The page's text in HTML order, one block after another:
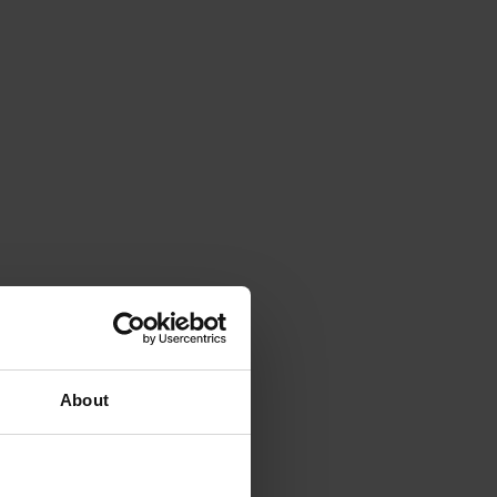
About